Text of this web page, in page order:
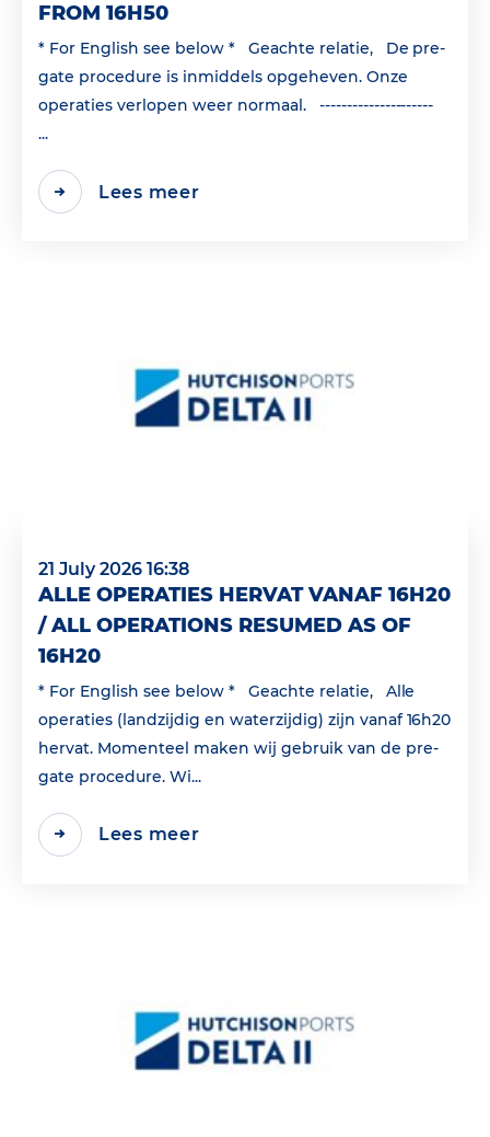
FROM 16H50
* For English see below * Geachte relatie, De pre-
gate procedure is inmiddels opgeheven. Onze
operaties verlopen weer normaal. ---------------------
...
Lees meer
21 July 2026 16:38
ALLE OPERATIES HERVAT VANAF 16H20
/ ALL OPERATIONS RESUMED AS OF
16H20
* For English see below * Geachte relatie, Alle
operaties (landzijdig en waterzijdig) zijn vanaf 16h20
hervat. Momenteel maken wij gebruik van de pre-
gate procedure. Wi...
Lees meer